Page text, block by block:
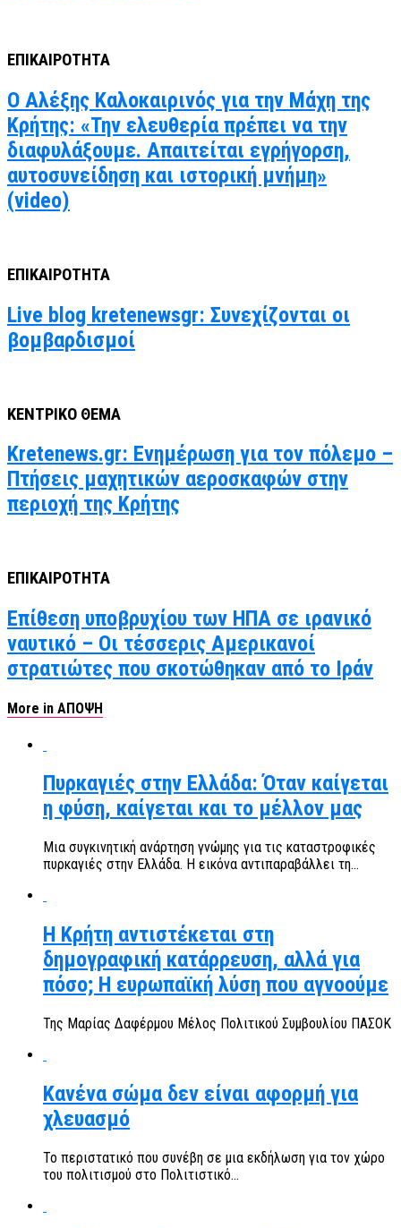
ΕΠΙΚΑΙΡΟΤΗΤΑ
Ο Αλέξης Καλοκαιρινός για την Μάχη της
Κρήτης: «Την ελευθερία πρέπει να την
διαφυλάξουμε. Απαιτείται εγρήγορση,
αυτοσυνείδηση και ιστορική μνήμη»
(video)
ΕΠΙΚΑΙΡΟΤΗΤΑ
Live blog kretenewsgr: Συνεχίζονται οι
βομβαρδισμοί
ΚΕΝΤΡΙΚΟ ΘΕΜΑ
Kretenews.gr: Ενημέρωση για τον πόλεμο –
Πτήσεις μαχητικών αεροσκαφών στην
περιοχή της Κρήτης
ΕΠΙΚΑΙΡΟΤΗΤΑ
Επίθεση υποβρυχίου των ΗΠΑ σε ιρανικό
ναυτικό – Οι τέσσερις Αμερικανοί
στρατιώτες που σκοτώθηκαν από το Ιράν
More in ΑΠΟΨΗ
Πυρκαγιές στην Ελλάδα: Όταν καίγεται
η φύση, καίγεται και το μέλλον μας
Μια συγκινητική ανάρτηση γνώμης για τις καταστροφικές
πυρκαγιές στην Ελλάδα. Η εικόνα αντιπαραβάλλει τη...
Η Κρήτη αντιστέκεται στη
δημογραφική κατάρρευση, αλλά για
πόσο; Η ευρωπαϊκή λύση που αγνοούμε
Της Μαρίας Δαφέρμου Μέλος Πολιτικού Συμβουλίου ΠΑΣΟΚ
Κανένα σώμα δεν είναι αφορμή για
χλευασμό
Το περιστατικό που συνέβη σε μια εκδήλωση για τον χώρο
του πολιτισμού στο Πολιτιστικό...